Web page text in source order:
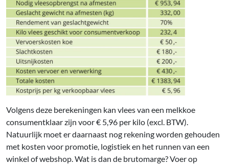
Volgens deze berekeningen kan vlees van een melkkoe
consumentklaar zijn voor € 5,96 per kilo (excl. BTW).
Natuurlijk moet er daarnaast nog rekening worden gehouden
met kosten voor promotie, logistiek en het runnen van een
winkel of webshop. Wat is dan de brutomarge? Voer op